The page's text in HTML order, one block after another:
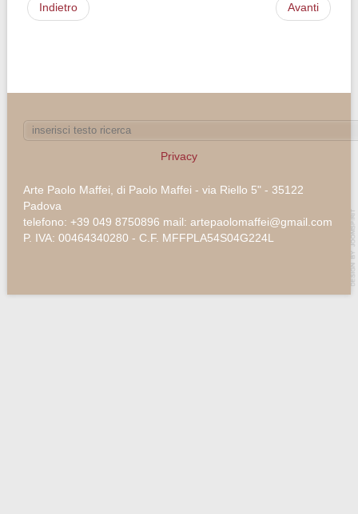
Indietro Avanti
Privacy
Arte Paolo Maffei, di Paolo Maffei - via Riello 5" - 35122
Padova
telefono: +39 049 8750896 mail: artepaolomaffei@gmail.com
P. IVA: 00464340280 - C.F. MFFPLA54S04G224L